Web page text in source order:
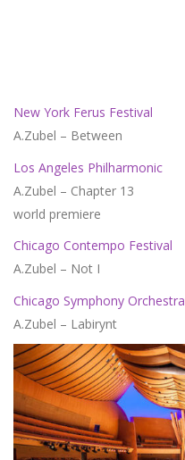
New York Ferus Festival
A.Zubel – Between
Los Angeles Philharmonic
A.Zubel – Chapter 13
world premiere
Chicago Contempo Festival
A.Zubel – Not I
Chicago Symphony Orchestra
A.Zubel – Labirynt